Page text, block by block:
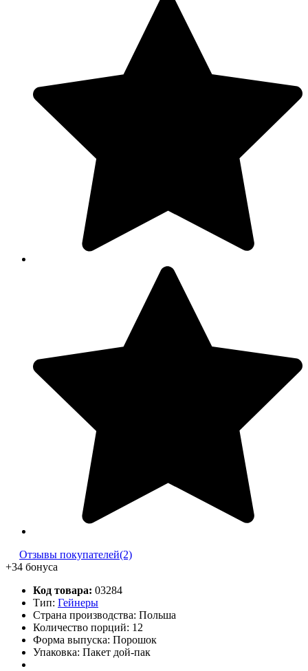
Отзывы покупателей(2)
+34 бонуса
Код товара: 03284
Тип: Гейнеры
Страна производства: Польша
Количество порций: 12
Форма выпуска: Порошок
Упаковка: Пакет дой-пак